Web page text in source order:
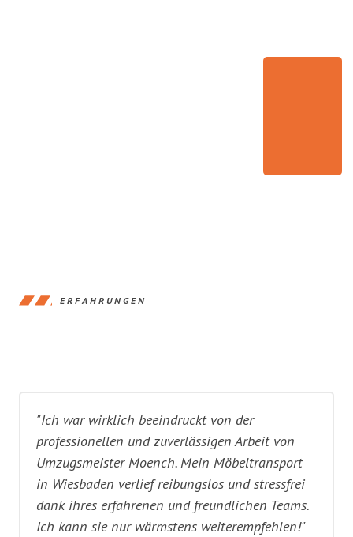
ERFAHRUNGEN
"Ich war wirklich beeindruckt von der
professionellen und zuverlässigen Arbeit von
Umzugsmeister Moench. Mein Möbeltransport
in Wiesbaden verlief reibungslos und stressfrei
dank ihres erfahrenen und freundlichen Teams.
Ich kann sie nur wärmstens weiterempfehlen!"